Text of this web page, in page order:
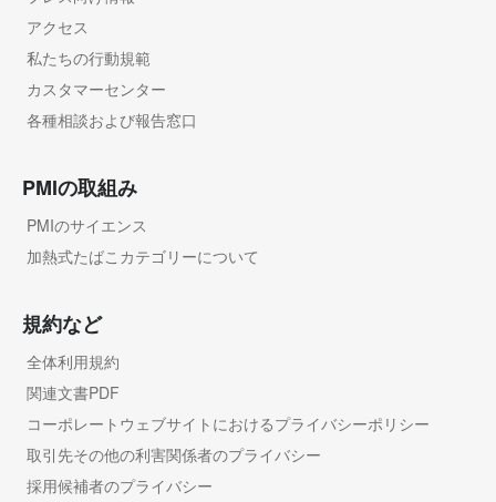
アクセス
私たちの行動規範
カスタマーセンター
各種相談および報告窓口
PMIの取組み
PMIのサイエンス
加熱式たばこカテゴリーについて
規約など
全体利用規約
関連文書PDF
コーポレートウェブサイトにおけるプライバシーポリシー
取引先その他の利害関係者のプライバシー
採用候補者のプライバシー